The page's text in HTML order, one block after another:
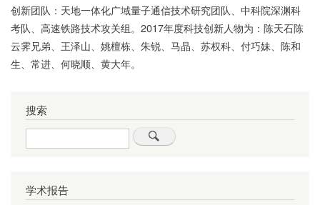
创新团队：天地一体化广域量子通信技术研究团队、中科院深渊科
考队、高速铁路技术攻关组。2017年度科技创新人物为：陈天石陈
云霁兄弟、王泽山、姚檀栋、朱锐、马晶、苏权科、付巧妹、陈和
生、常进、何晓顺、黄大年。
搜索
Search
学术报告